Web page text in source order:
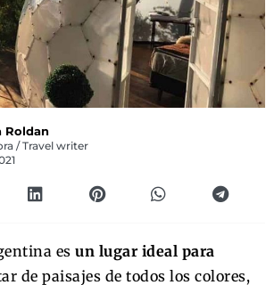
Roldan
/ Travel writer
es un lugar ideal para
de paisajes de todos los colores,